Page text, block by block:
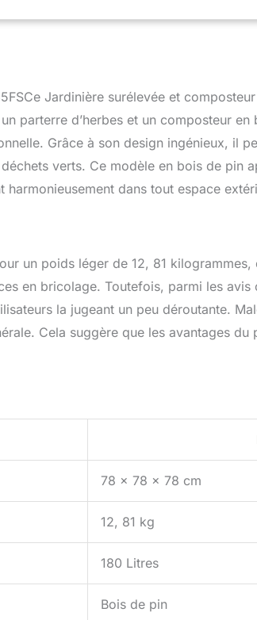
Jardinière surélevée et
parterre d’herbes et un composteur
Grâce à son design ingénieux, il
verts. Ce modèle en bois de pin
dans tout espace
un poids léger de 12, 81 kilogrammes,
en bricolage. Toutefois, parmi les
la jugeant un peu déroutante.
Cela suggère que les avantages du
78 x 78 x 78 cm
12, 81 kg
180 Litres
Bois de pin